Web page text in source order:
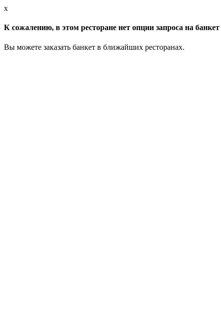
x
К сожалению, в этом ресторане нет опции запроса на
Вы можете заказать банкет в ближайших ресторанах.